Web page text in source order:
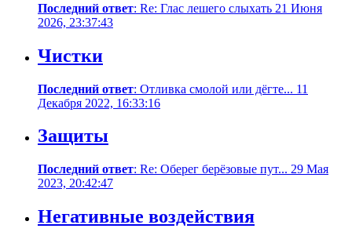
Последний ответ: Re: Глас лешего слыхать 21 Июня
2026, 23:37:43
Чистки
Последний ответ: Отливка смолой или дёгте... 11
Декабря 2022, 16:33:16
Защиты
Последний ответ: Re: Оберег берёзовые пут... 29 Мая
2023, 20:42:47
Негативные воздействия